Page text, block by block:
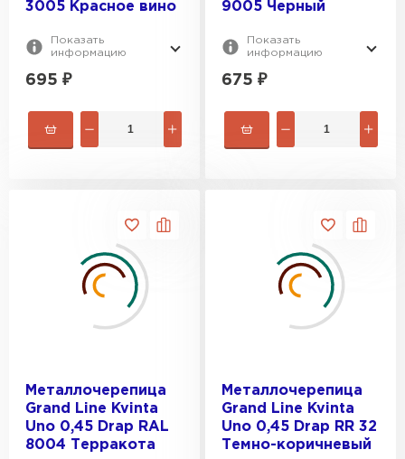
3005 Красное вино
Показать
информацию
695 ₽
9005 Черный
Показать
информацию
675 ₽
Металлочерепица
Grand Line Kvinta
Uno 0,45 Drap RAL
8004 Терракота
Металлочерепица
Grand Line Kvinta
Uno 0,45 Drap RR 32
Темно-коричневый